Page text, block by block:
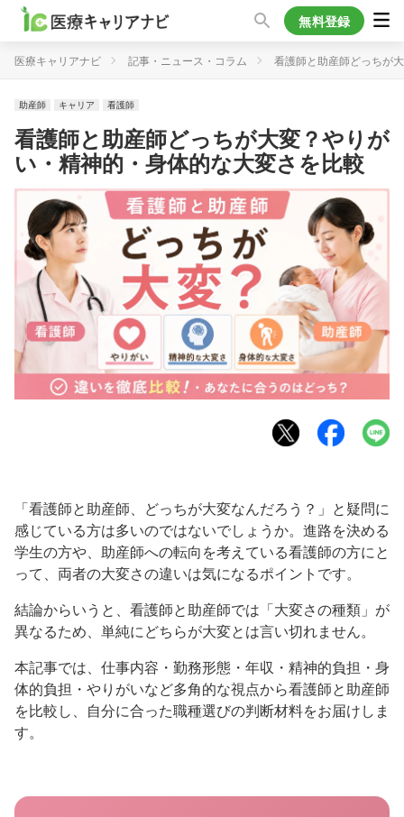
無料登録
医療キャリアナビ 記事・ニュース・コラム 看護師と助産師どっちが
助産師 キャリア 看護師
看護師と助産師どっちが大変？やりが
い・精神的・身体的な大変さを比較
「看護師と助産師、どっちが大変なんだろう？」と疑問に
感じている方は多いのではないでしょうか。進路を決める
学生の方や、助産師への転向を考えている看護師の方にと
って、両者の大変さの違いは気になるポイントです。
結論からいうと、看護師と助産師では「大変さの種類」が
異なるため、単純にどちらが大変とは言い切れません。
本記事では、仕事内容・勤務形態・年収・精神的負担・身
体的負担・やりがいなど多角的な視点から看護師と助産師
を比較し、自分に合った職種選びの判断材料をお届けしま
す。